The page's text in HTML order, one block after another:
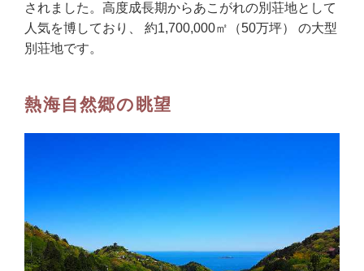
されました。高度成長期からあこがれの別荘地として
人気を博しており、 約1,700,000㎡（50万坪） の大型
別荘地です。
熱海自然郷の眺望